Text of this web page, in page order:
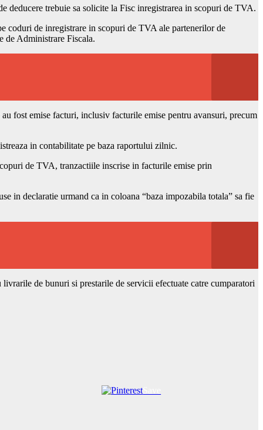
deducere trebuie sa solicite la Fisc inregistrarea in scopuri de TVA.
de inregistrare in scopuri de TVA ale partenerilor de
de Administrare Fiscala.
fost emise facturi, inclusiv facturile emise pentru avansuri, precum
in contabilitate pe baza raportului zilnic.
de TVA, tranzactiile inscrise in facturile emise prin
in declaratie urmand ca in coloana “baza impozabila totala” sa fie
de bunuri si prestarile de servicii efectuate catre cumparatori